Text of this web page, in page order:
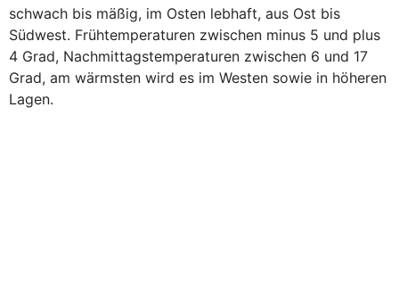
schwach bis mäßig, im Osten lebhaft, aus Ost bis
Südwest. Frühtemperaturen zwischen minus 5 und plus
4 Grad, Nachmittagstemperaturen zwischen 6 und 17
Grad, am wärmsten wird es im Westen sowie in höheren
Lagen.